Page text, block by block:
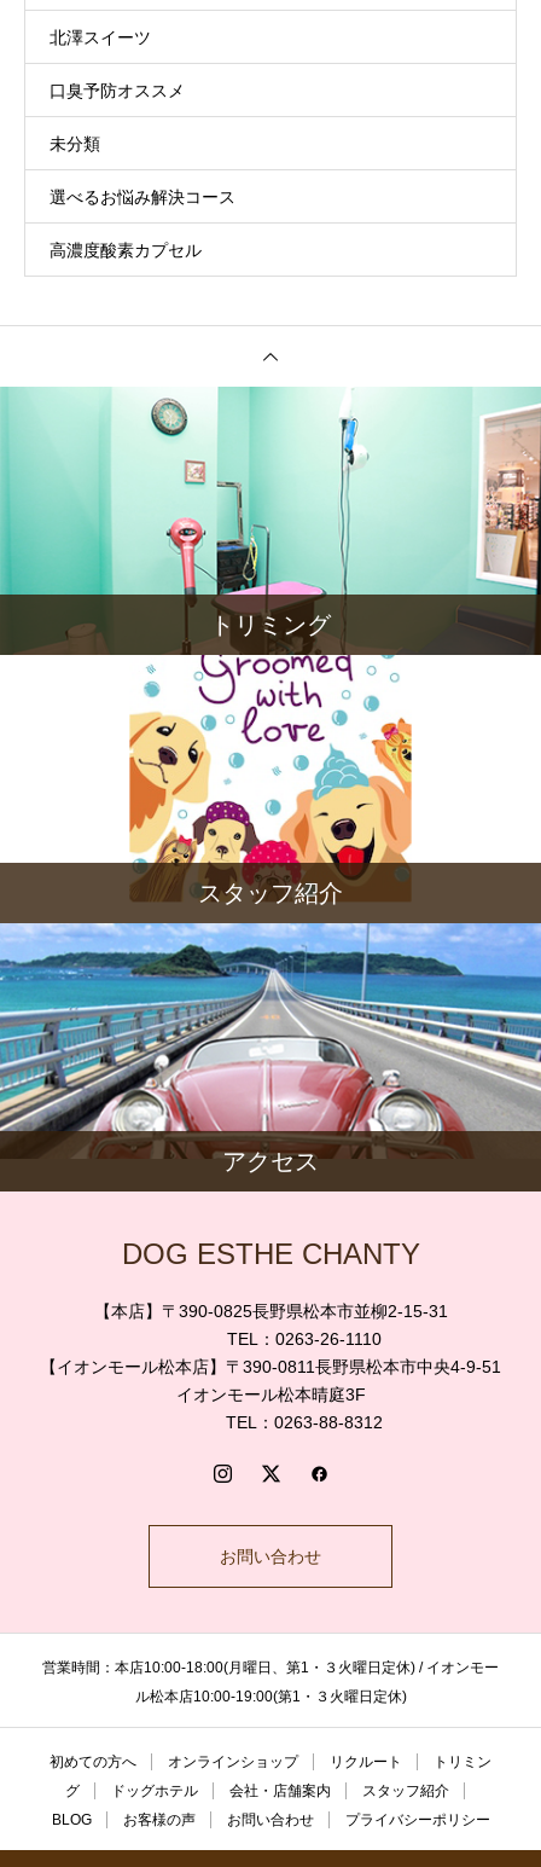
北澤スイーツ
口臭予防オススメ
未分類
選べるお悩み解決コース
高濃度酸素カプセル
トリミング
スタッフ紹介
アクセス
DOG ESTHE CHANTY
【本店】〒390-0825長野県松本市並柳2-15-31
TEL：0263-26-1110
【イオンモール松本店】〒390-0811長野県松本市中央4-9-51
イオンモール松本晴庭3F
TEL：0263-88-8312
お問い合わせ
営業時間：本店10:00-18:00(月曜日、第1・３火曜日定休) / イオンモー
ル松本店10:00-19:00(第1・３火曜日定休)
初めての方へ オンラインショップ リクルート
トリミン
グ
ドッグホテル 会社・店舗案内
スタッフ紹介
BLOG
お客様の声 お問い合わせ プライバシーポリシー